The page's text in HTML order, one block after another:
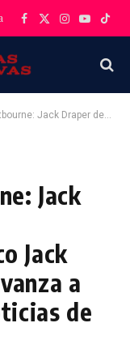
Facebook
X
Instagram
YouTube
británico Jack Pinnington Jones y avanza a cuartos de final | Noticias de tenis
Jack
Jack
a
de